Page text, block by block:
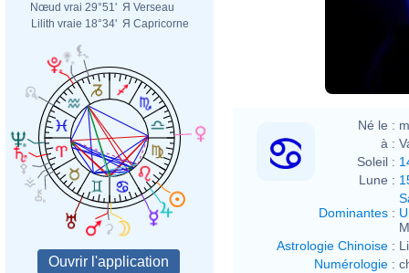
Nœud vrai 29°51' Я Verseau
Lilith vraie 18°34' Я Capricorne
Né le :
à :
Soleil :
Lune :
Dominantes :
Astrologie Chinoise :
Numérologie :